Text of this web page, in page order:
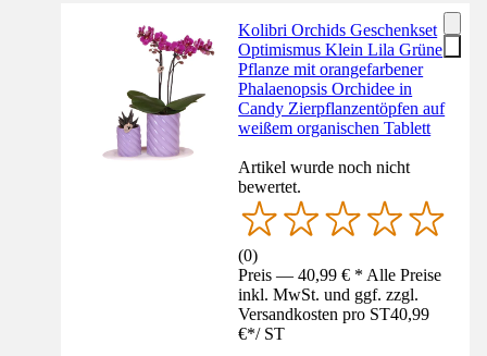
Kolibri Orchids Geschenkset
Optimismus Klein Lila Grüne
Pflanze mit orangefarbener
Phalaenopsis Orchidee in
Candy Zierpflanzentöpfen auf
weißem organischen Tablett
Artikel wurde noch nicht
bewertet.
(0)
Preis — 40,99 € * Alle Preise
inkl. MwSt. und ggf. zzgl.
Versandkosten pro ST40,99
€*/ ST